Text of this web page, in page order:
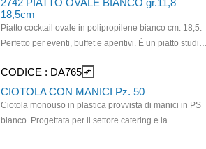
2742 PIATTO OVALE BIANCO gr.11,8
18,5cm
Piatto cocktail ovale in polipropilene bianco cm. 18,5.
Perfetto per eventi, buffet e aperitivi. È un piatto studiato
d'accompagnamento . Il suo design è pensato per
offrire stile e personalità durante eventi, catering o
momenti conviviali. Resistente fino a 125 lavaggi in
lavastoviglie, adatto per l’uso in microonde e riciclabile.
CODICE : DA765 compare_arrows
CIOTOLA CON MANICI Pz. 50
Ciotola monouso in plastica provvista di manici in PS
bianco. Progettata per il settore catering e la